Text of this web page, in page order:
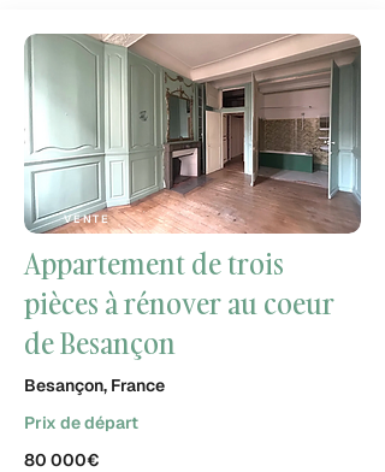
VENTE
Appartement de trois
pièces à rénover au coeur
de Besançon
Besançon, France
Prix de départ
80 000€